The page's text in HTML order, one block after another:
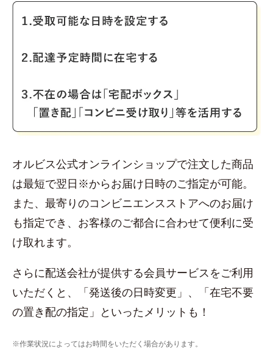
オルビス公式オンラインショップで注文した商品
は最短で翌日※からお届け日時のご指定が可能。
また、最寄りのコンビニエンスストアへのお届け
も指定でき、お客様のご都合に合わせて便利に受
け取れます。
さらに配送会社が提供する会員サービスをご利用
いただくと、「発送後の日時変更」、「在宅不要
の置き配の指定」といったメリットも！
※作業状況によってはお時間をいただく場合があります。